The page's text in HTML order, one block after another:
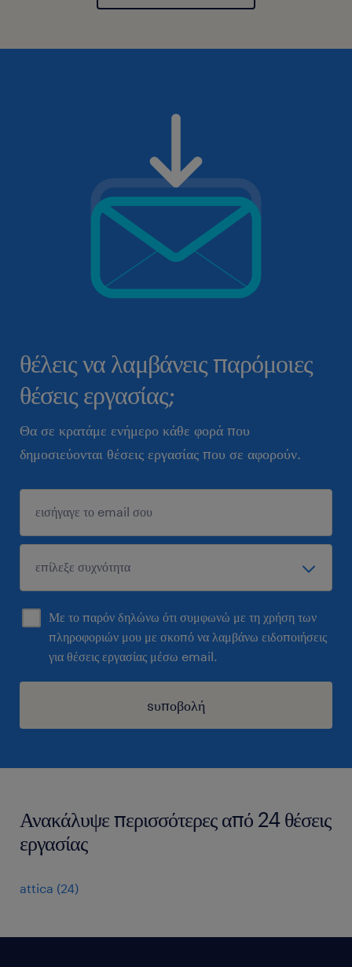
θέλεις να λαμβάνεις παρόμοιες
θέσεις εργασίας;
Θα σε κρατάμε ενήμερο κάθε φορά που
δημοσιεύονται θέσεις εργασίας που σε αφορούν.
Με το παρόν δηλώνω ότι συμφωνώ με τη χρήση των
πληροφοριών μου με σκοπό να λαμβάνω ειδοποιήσεις
για θέσεις εργασίας μέσω email.
sυποβολή
Ανακάλυψε περισσότερες από 24 θέσεις
εργασίας
attica (24)